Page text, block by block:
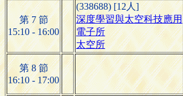
第 7 節
15:10 - 16:00
(338688) [12人]
深度學習與太空科技應用
電子所
太空所
第 8 節
16:10 - 17:00